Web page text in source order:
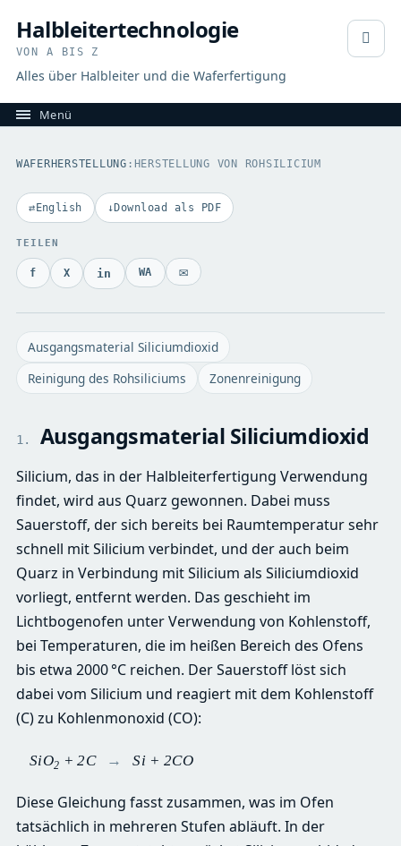
Halbleitertechnologie
VON A BIS Z
Alles über Halbleiter und die Waferfertigung
WAFERHERSTELLUNG : HERSTELLUNG VON ROHSILICIUM
English Download als PDF
TEILEN
Facebook
X LinkedInWhatsAppE-Mail
Ausgangsmaterial Siliciumdioxid
Reinigung des Rohsiliciums
Zonenreinigung
1. Ausgangsmaterial Siliciumdioxid
Silicium, das in der Halbleiterfertigung Verwendung
findet, wird aus Quarz gewonnen. Dabei muss
Sauerstoff, der sich bereits bei Raumtemperatur sehr
schnell mit Silicium verbindet, und der auch beim
Quarz in Verbindung mit Silicium als Siliciumdioxid
vorliegt, entfernt werden. Das geschieht im
Lichtbogenofen unter Verwendung von Kohlenstoff,
bei Temperaturen, die im heißen Bereich des Ofens
bis etwa 2000 °C reichen. Der Sauerstoff löst sich
dabei vom Silicium und reagiert mit dem Kohlenstoff
(C) zu Kohlenmonoxid (CO):
SiO2 + 2C → Si + 2CO
Diese Gleichung fasst zusammen, was im Ofen
tatsächlich in mehreren Stufen abläuft. In der